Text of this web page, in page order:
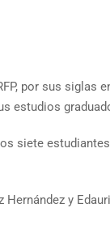
por sus siglas
estudios
siete
y